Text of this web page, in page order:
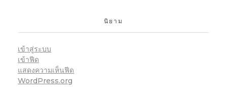
นิยาม
เข้าสู่ระบบ
เข้าฟีด
แสดงความเห็นฟีด
WordPress.org